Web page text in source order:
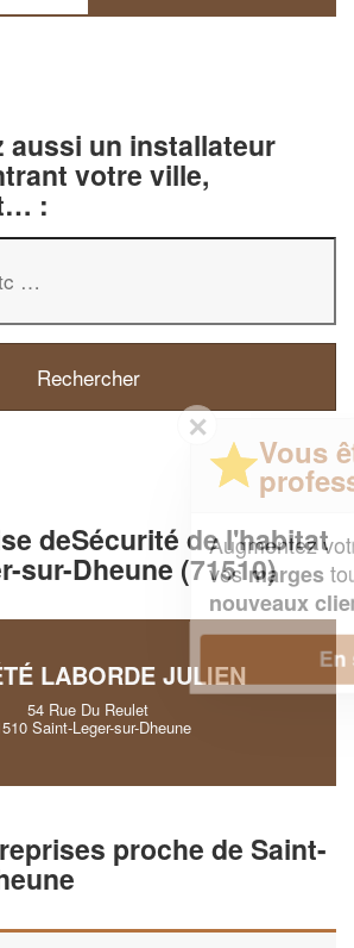
aussi un installateur
votre ville,
:
deSécurité de l'habitat
sur-Dheune (71510)
LABORDE JULIEN
54 Rue Du Reulet
Saint-Leger-sur-Dheune
proche de Saint-
professionnel ?
votrechiffre d'affaireset
margestout en gagnant de